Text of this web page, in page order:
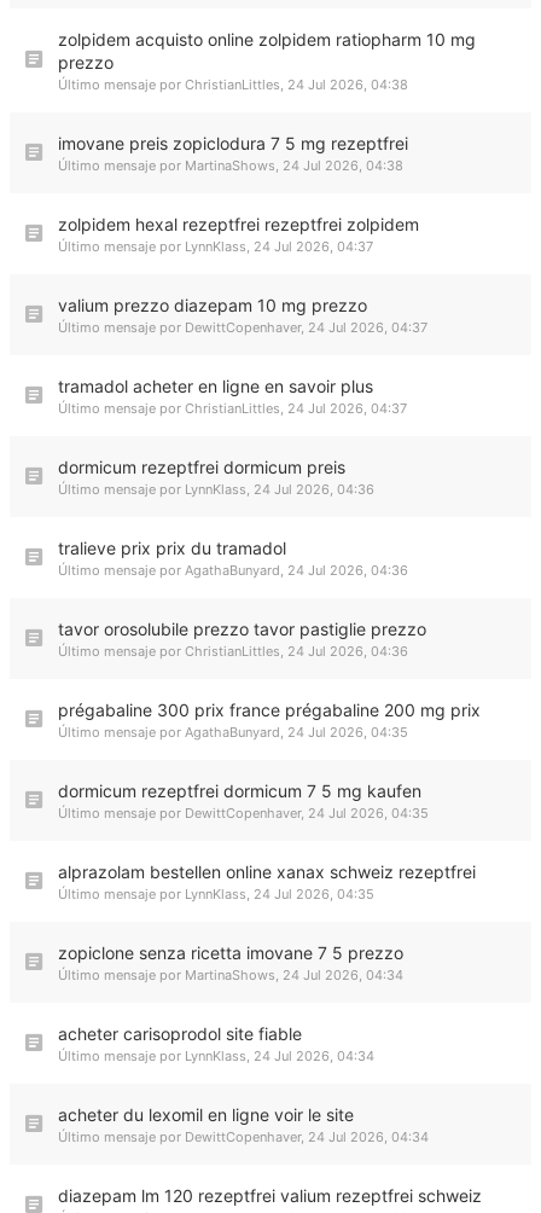
zolpidem acquisto online zolpidem ratiopharm 10 mg
prezzo
Último mensaje por ChristianLittles, 24 Jul 2026, 04:38
imovane preis zopiclodura 7 5 mg rezeptfrei
Último mensaje por MartinaShows, 24 Jul 2026, 04:38
zolpidem hexal rezeptfrei rezeptfrei zolpidem
Último mensaje por LynnKlass, 24 Jul 2026, 04:37
valium prezzo diazepam 10 mg prezzo
Último mensaje por DewittCopenhaver, 24 Jul 2026, 04:37
tramadol acheter en ligne en savoir plus
Último mensaje por ChristianLittles, 24 Jul 2026, 04:37
dormicum rezeptfrei dormicum preis
Último mensaje por LynnKlass, 24 Jul 2026, 04:36
tralieve prix prix du tramadol
Último mensaje por AgathaBunyard, 24 Jul 2026, 04:36
tavor orosolubile prezzo tavor pastiglie prezzo
Último mensaje por ChristianLittles, 24 Jul 2026, 04:36
prégabaline 300 prix france prégabaline 200 mg prix
Último mensaje por AgathaBunyard, 24 Jul 2026, 04:35
dormicum rezeptfrei dormicum 7 5 mg kaufen
Último mensaje por DewittCopenhaver, 24 Jul 2026, 04:35
alprazolam bestellen online xanax schweiz rezeptfrei
Último mensaje por LynnKlass, 24 Jul 2026, 04:35
zopiclone senza ricetta imovane 7 5 prezzo
Último mensaje por MartinaShows, 24 Jul 2026, 04:34
acheter carisoprodol site fiable
Último mensaje por LynnKlass, 24 Jul 2026, 04:34
acheter du lexomil en ligne voir le site
Último mensaje por DewittCopenhaver, 24 Jul 2026, 04:34
diazepam lm 120 rezeptfrei valium rezeptfrei schweiz